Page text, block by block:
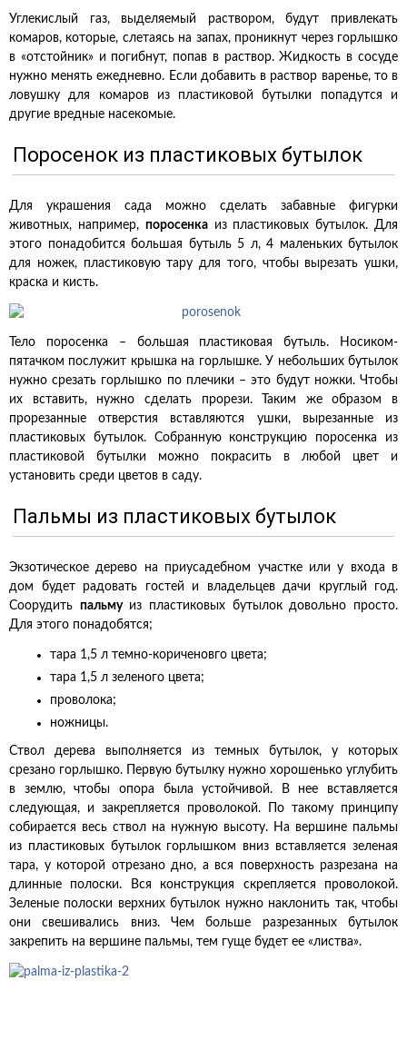
Углекислый газ, выделяемый раствором, будут привлекать
комаров, которые, слетаясь на запах, проникнут через горлышко
в «отстойник» и погибнут, попав в раствор. Жидкость в сосуде
нужно менять ежедневно. Если добавить в раствор варенье, то в
ловушку для комаров из пластиковой бутылки попадутся и
другие вредные насекомые.
Поросенок из пластиковых бутылок
Для украшения сада можно сделать забавные фигурки
животных, например, поросенкаиз пластиковых бутылок. Для
этого понадобится большая бутыль 5 л, 4 маленьких бутылок
для ножек, пластиковую тару для того, чтобы вырезать ушки,
краска и кисть.
Тело поросенка – большая пластиковая бутыль. Носиком-
пятачком послужит крышка на горлышке. У небольших бутылок
нужно срезать горлышко по плечики – это будут ножки. Чтобы
их вставить, нужно сделать прорези. Таким же образом в
прорезанные отверстия вставляются ушки, вырезанные из
пластиковых бутылок. Собранную конструкцию поросенка из
пластиковой бутылки можно покрасить в любой цвет и
установить среди цветов в саду.
Пальмы из пластиковых бутылок
Экзотическое дерево на приусадебном участке или у входа в
дом будет радовать гостей и владельцев дачи круглый год.
Соорудить пальмуиз пластиковых бутылок довольно просто.
Для этого понадобятся;
тара 1,5 л темно-кориченовго цвета;
тара 1,5 л зеленого цвета;
проволока;
ножницы.
Ствол дерева выполняется из темных бутылок, у которых
срезано горлышко. Первую бутылку нужно хорошенько углубить
в землю, чтобы опора была устойчивой. В нее вставляется
следующая, и закрепляется проволокой. По такому принципу
собирается весь ствол на нужную высоту. На вершине пальмы
из пластиковых бутылок горлышком вниз вставляется зеленая
тара, у которой отрезано дно, а вся поверхность разрезана на
длинные полоски. Вся конструкция скрепляется проволокой.
Зеленые полоски верхних бутылок нужно наклонить так, чтобы
они свешивались вниз. Чем больше разрезанных бутылок
закрепить на вершине пальмы, тем гуще будет ее «листва».